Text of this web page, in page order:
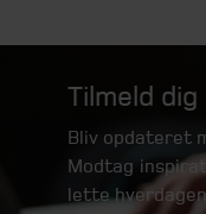
Tilmeld
Bliv opdateret
Modtag
lette